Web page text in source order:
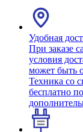
Удобная
При заказе
условия
может быть
Техника со
бесплатно